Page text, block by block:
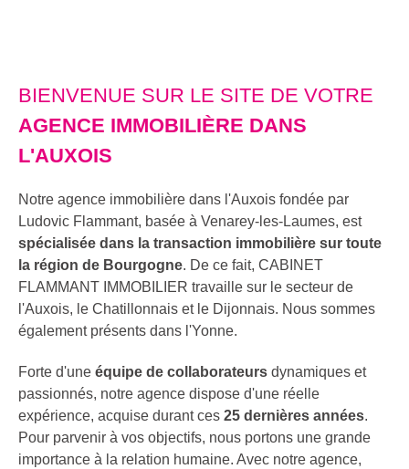
BIENVENUE SUR LE SITE DE VOTRE
AGENCE IMMOBILIÈRE DANS
L'AUXOIS
Notre agence immobilière dans l'Auxois fondée par
Ludovic Flammant, basée à Venarey-les-Laumes, est
spécialisée dans la transaction immobilière sur toute
la région de Bourgogne. De ce fait, CABINET
FLAMMANT IMMOBILIER travaille sur le secteur de
l'Auxois, le Chatillonnais et le Dijonnais. Nous sommes
également présents dans l'Yonne.
Forte d'une équipe de collaborateurs dynamiques et
passionnés, notre agence dispose d'une réelle
expérience, acquise durant ces 25 dernières années.
Pour parvenir à vos objectifs, nous portons une grande
importance à la relation humaine. Avec notre agence,